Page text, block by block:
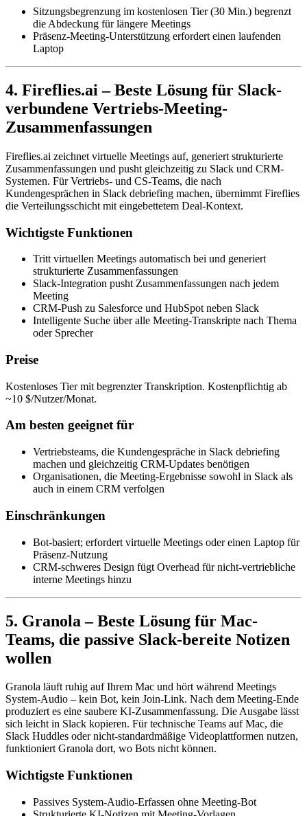
Sitzungsbegrenzung im kostenlosen Tier (30 Min.) begrenzt
die Abdeckung für längere Meetings
Präsenz-Meeting-Unterstützung erfordert einen laufenden
Laptop
4. Fireflies.ai – Beste Lösung für Slack-
verbundene Vertriebs-Meeting-
Zusammenfassungen
Fireflies.ai zeichnet virtuelle Meetings auf, generiert strukturierte
Zusammenfassungen und pusht gleichzeitig zu Slack und CRM-
Systemen. Für Vertriebs- und CS-Teams, die nach
Kundengesprächen in Slack debriefing machen, übernimmt Fireflies
die Verteilungsschicht mit eingebettetem Deal-Kontext.
Wichtigste Funktionen
Tritt virtuellen Meetings automatisch bei und generiert
strukturierte Zusammenfassungen
Slack-Integration pusht Zusammenfassungen nach jedem
Meeting
CRM-Push zu Salesforce und HubSpot neben Slack
Intelligente Suche über alle Meeting-Transkripte nach Thema
oder Sprecher
Preise
Kostenloses Tier mit begrenzter Transkription. Kostenpflichtig ab
~10 $/Nutzer/Monat.
Am besten geeignet für
Vertriebsteams, die Kundengespräche in Slack debriefing
machen und gleichzeitig CRM-Updates benötigen
Organisationen, die Meeting-Ergebnisse sowohl in Slack als
auch in einem CRM verfolgen
Einschränkungen
Bot-basiert; erfordert virtuelle Meetings oder einen Laptop für
Präsenz-Nutzung
CRM-schweres Design fügt Overhead für nicht-vertriebliche
interne Meetings hinzu
5. Granola – Beste Lösung für Mac-
Teams, die passive Slack-bereite Notizen
wollen
Granola läuft ruhig auf Ihrem Mac und hört während Meetings
System-Audio – kein Bot, kein Join-Link. Nach dem Meeting-Ende
produziert es eine saubere KI-Zusammenfassung. Die Ausgabe lässt
sich leicht in Slack kopieren. Für technische Teams auf Mac, die
Slack Huddles oder nicht-standardmäßige Videoplattformen nutzen,
funktioniert Granola dort, wo Bots nicht können.
Wichtigste Funktionen
Passives System-Audio-Erfassen ohne Meeting-Bot